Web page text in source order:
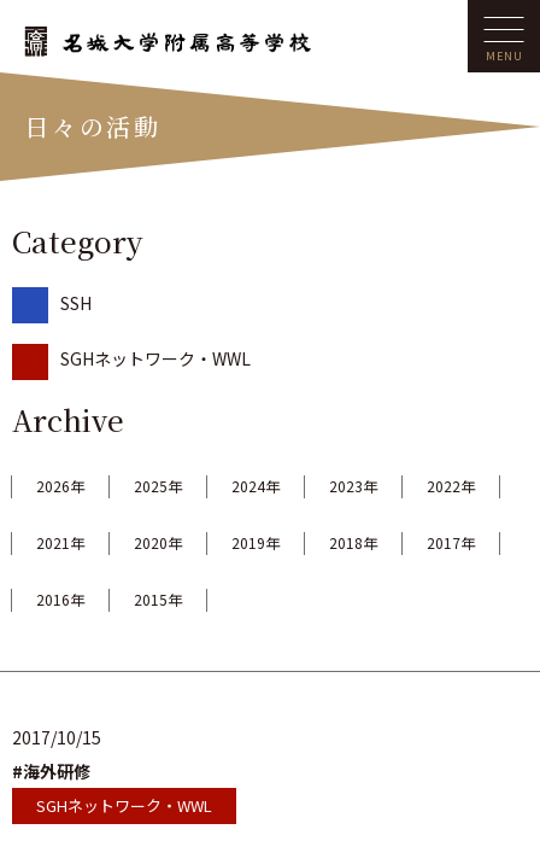
日々の活動
Category
SSH
SGHネットワーク・WWL
Archive
2026年 2025年 2024年 2023年 2022年
2021年 2020年 2019年 2018年 2017年
2016年 2015年
SGHネットワーク・WWL
2017/10/15
#海外研修